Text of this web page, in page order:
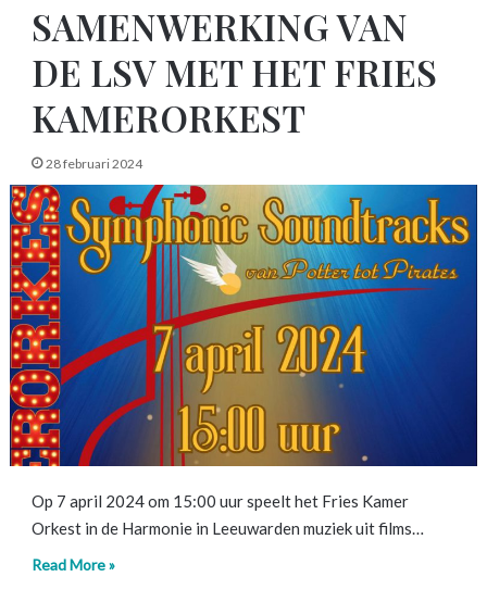
SAMENWERKING VAN
DE LSV MET HET FRIES
KAMERORKEST
28 februari 2024
Op 7 april 2024 om 15:00 uur speelt het Fries Kamer
Orkest in de Harmonie in Leeuwarden muziek uit films…
Read More »